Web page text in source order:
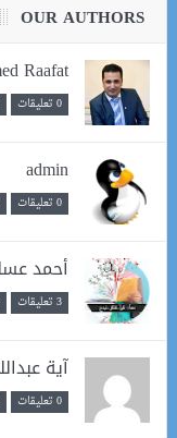
OUR AUTHORS
Raafat
0 تعليقات
admin
0 تعليقات
أحمد
3 تعليقات
آية
0 تعليقات